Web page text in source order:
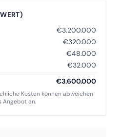
€3.200.000
€320.000
€48.000
€32.000
€3.600.000
Kosten können abweichen
Angebot an.